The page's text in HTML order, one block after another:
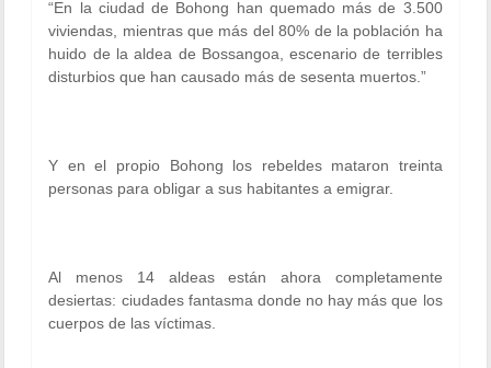
“En la ciudad de Bohong han quemado más de 3.500
viviendas, mientras que más del 80% de la población ha
huido de la aldea de Bossangoa, escenario de terribles
disturbios que han causado más de sesenta muertos.”
Y en el propio Bohong los rebeldes mataron treinta
personas para obligar a sus habitantes a emigrar.
Al menos 14 aldeas están ahora completamente
desiertas: ciudades fantasma donde no hay más que los
cuerpos de las víctimas.